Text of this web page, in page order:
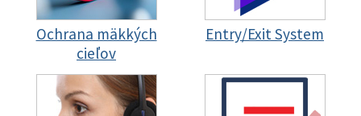
Ochrana mäkkých
cieľov
Entry/Exit System